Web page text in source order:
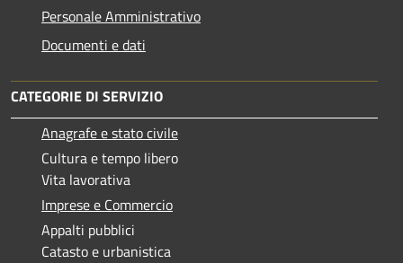
Personale Amministrativo
Documenti e dati
CATEGORIE DI SERVIZIO
Anagrafe e stato civile
Cultura e tempo libero
Vita lavorativa
Imprese e Commercio
Appalti pubblici
Catasto e urbanistica